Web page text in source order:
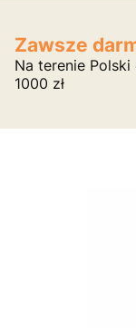
Zawsze
Na terenie
1000 zł